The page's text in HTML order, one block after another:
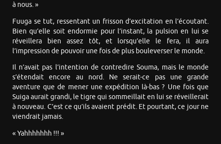
à nous. »
Fuuga se tut, ressentant un frisson d’excitation en l’écoutant.
Bien qu’elle soit endormie pour l’instant, la pulsion en lui se
réveillera bien assez tôt, et lorsqu’elle le fera, il aura
l’impression de pouvoir une fois de plus bouleverser le monde.
Il n’avait pas l’intention de contredire Souma, mais le monde
s’étendait encore au nord. Ne serait-ce pas une grande
aventure que de mener une expédition là-bas ? Une fois que
Suiga aurait grandi, le tigre qui sommeillait en lui se réveillerait
à nouveau. C’est ce qu’ils avaient prédit. Et pourtant, ce jour ne
viendrait jamais.
« Yahhhhhhh !!! »